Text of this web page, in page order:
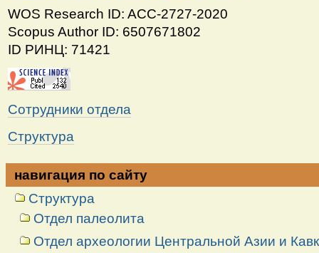
WOS Research ID: ACC-2727-2020
Scopus Author ID: 6507671802
ID РИНЦ: 71421
Сотрудники отдела
Структура
навигация по сайту
Структура
Отдел палеолита
Отдел археологии Центральной Азии и